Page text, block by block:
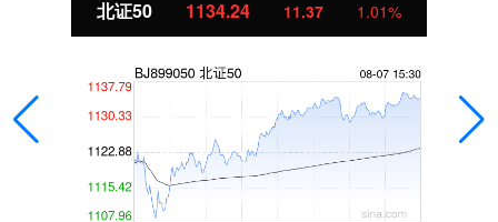
北证50 1134.24 11.37 1.01%